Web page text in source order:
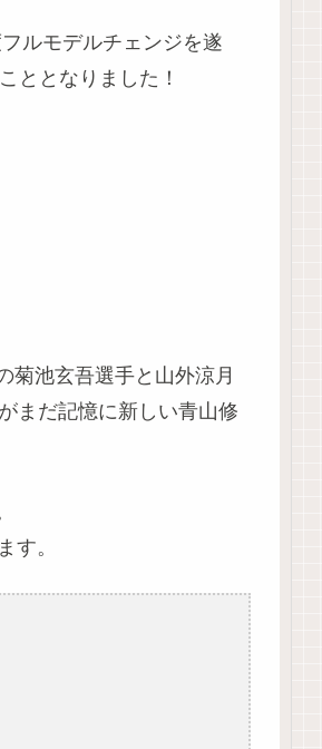
ルモデルチェンジを遂
ととなりました！
菊池玄吾選手と山外涼月
まだ記憶に新しい青山修
す。